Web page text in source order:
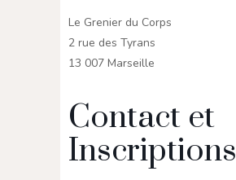
Le Grenier du Corps
2 rue des Tyrans
13 007 Marseille
Contact et
Inscriptions